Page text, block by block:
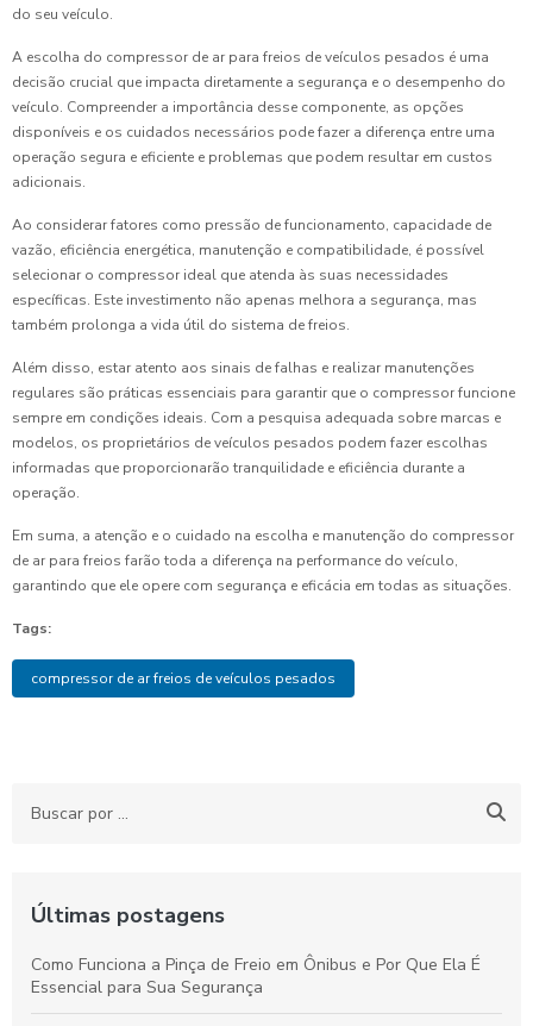
do seu veículo.
A escolha do compressor de ar para freios de veículos pesados é uma
decisão crucial que impacta diretamente a segurança e o desempenho do
veículo. Compreender a importância desse componente, as opções
disponíveis e os cuidados necessários pode fazer a diferença entre uma
operação segura e eficiente e problemas que podem resultar em custos
adicionais.
Ao considerar fatores como pressão de funcionamento, capacidade de
vazão, eficiência energética, manutenção e compatibilidade, é possível
selecionar o compressor ideal que atenda às suas necessidades
específicas. Este investimento não apenas melhora a segurança, mas
também prolonga a vida útil do sistema de freios.
Além disso, estar atento aos sinais de falhas e realizar manutenções
regulares são práticas essenciais para garantir que o compressor funcione
sempre em condições ideais. Com a pesquisa adequada sobre marcas e
modelos, os proprietários de veículos pesados podem fazer escolhas
informadas que proporcionarão tranquilidade e eficiência durante a
operação.
Em suma, a atenção e o cuidado na escolha e manutenção do compressor
de ar para freios farão toda a diferença na performance do veículo,
garantindo que ele opere com segurança e eficácia em todas as situações.
Tags:
compressor de ar freios de veículos pesados
Últimas postagens
Como Funciona a Pinça de Freio em Ônibus e Por Que Ela É
Essencial para Sua Segurança